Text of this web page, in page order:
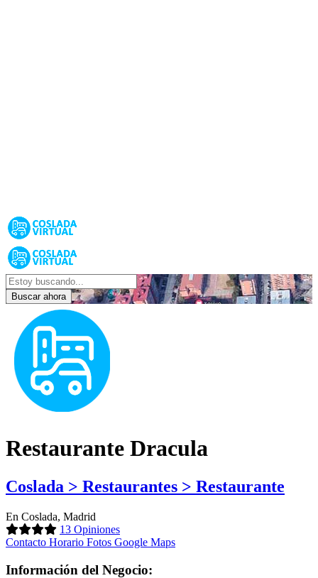
Buscar ahora
Restaurante Dracula
Coslada > Restaurantes > Restaurante
En Coslada, Madrid
13 Opiniones
Contacto Horario Fotos Google Maps
Información del Negocio: